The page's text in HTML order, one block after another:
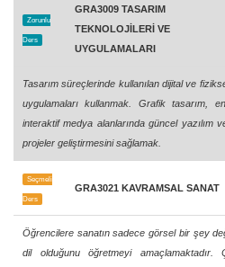
Zorunlu
Ders
GRA3009 TASARIM
TEKNOLOJİLERİ VE
UYGULAMALARI
Tasarım süreçlerinde kullanılan dijital ve
uygulamaları kullanmak. Grafik tasarım,
interaktif medya alanlarında güncel yazılım
projeler geliştirmesini sağlamak.
Seçmeli
Ders
GRA3021 KAVRAMSAL SANAT
Öğrencilere sanatın sadece görsel bir şey
dil olduğunu öğretmeyi amaçlamaktadır.